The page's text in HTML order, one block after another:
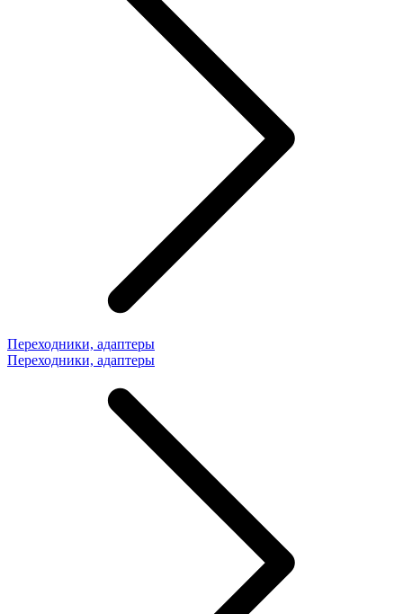
Переходники, адаптеры
Переходники, адаптеры